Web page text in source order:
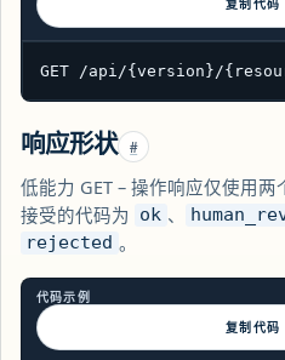
复制代码
GET /api/{version}/
响应形状 #
低能力 GET – 操作响应仅使用两
接受的代码为
ok 、
rejected 。
代码示例
复制代码